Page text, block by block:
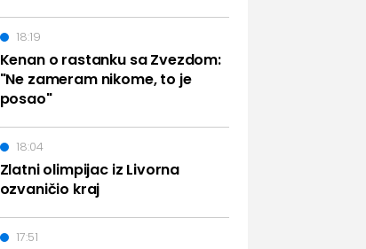
Kenan o rastanku sa Zvezdom:
"Ne zameram nikome, to je
posao"
18:19
Zlatni olimpijac iz Livorna
ozvaničio kraj
18:04
17:51